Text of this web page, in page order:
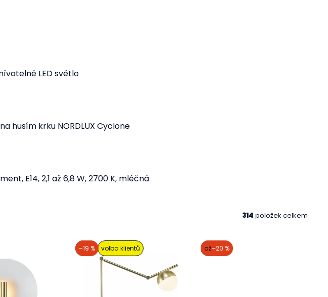
LED světlo
husím krku NORDLUX Cyclone
E14, 2,1 až 6,8 W, 2700 K, mléčná
314 položek celkem
akce volba klientů
–19 % akce
až–20 %